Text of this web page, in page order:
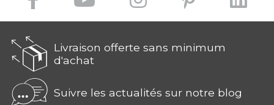
Livraison offerte sans minimum
d'achat
Suivre les actualités sur notre blog